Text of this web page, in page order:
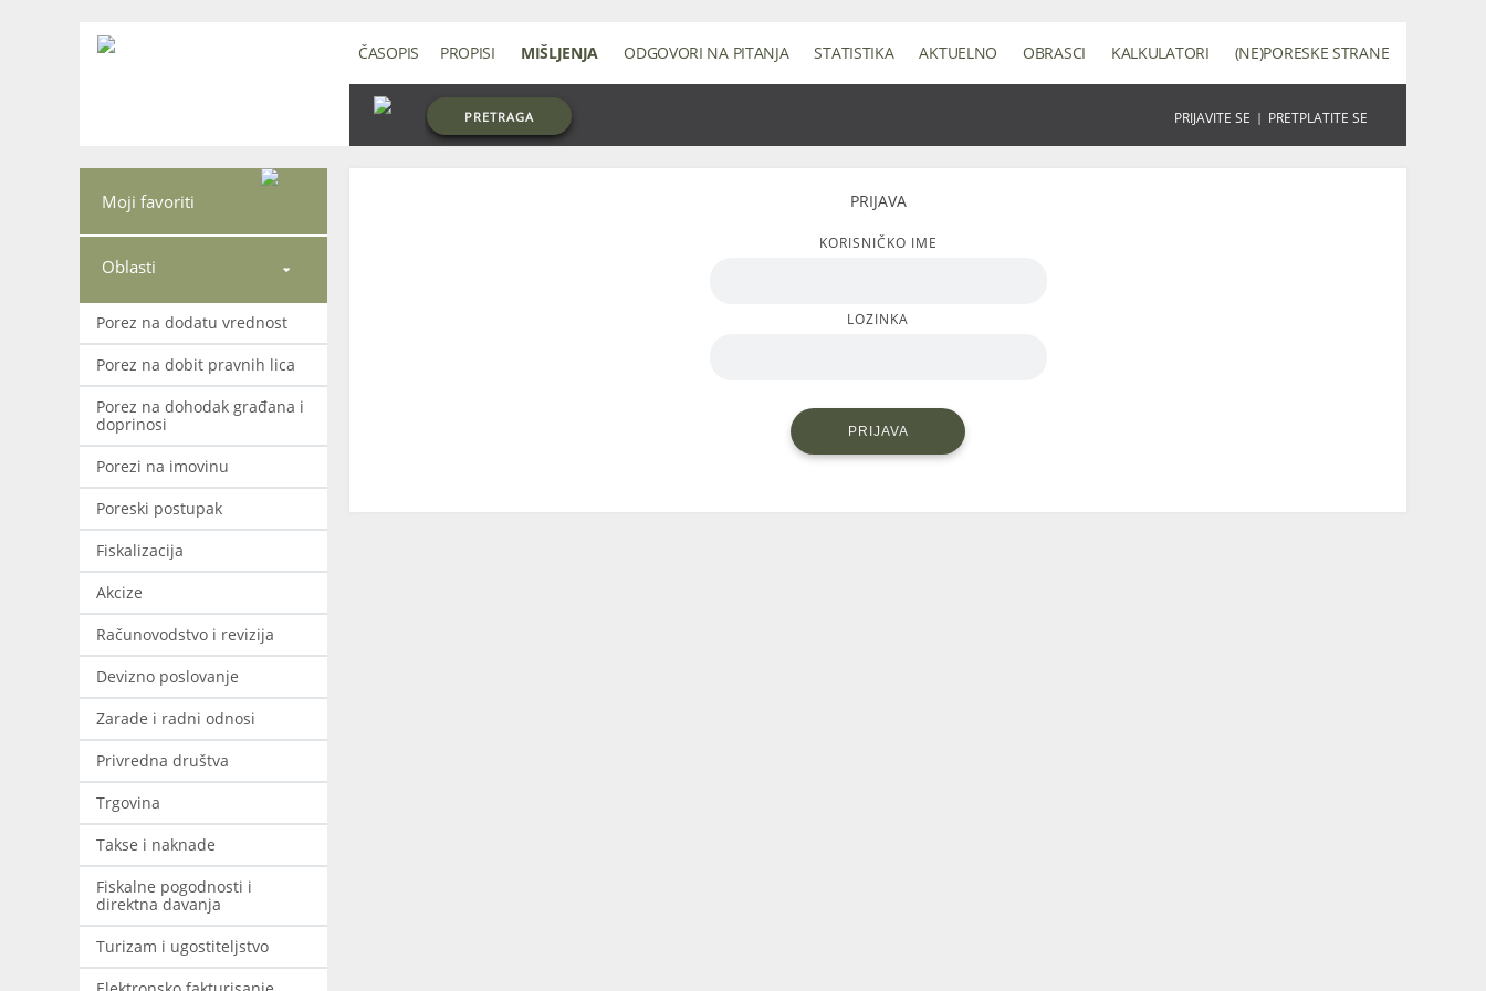
PRETRAGA PRIJAVITE SE | PRETPLATITE SE
ČASOPIS PROPISI MIŠLJENJA ODGOVORI NA PITANJA STATISTIKA AKTUELNO OBRASCI KALKULATORI (NE)PORESKE STRANE
Moji favoriti
Oblasti 
Porez na dodatu vrednost
Porez na dobit pravnih lica
Porez na dohodak građana i
doprinosi
Porezi na imovinu
Poreski postupak
Fiskalizacija
Akcize
Računovodstvo i revizija
Devizno poslovanje
Zarade i radni odnosi
Privredna društva
Trgovina
Takse i naknade
Fiskalne pogodnosti i
direktna davanja
Turizam i ugostiteljstvo
PRIJAVA
KORISNIČKO IME
LOZINKA